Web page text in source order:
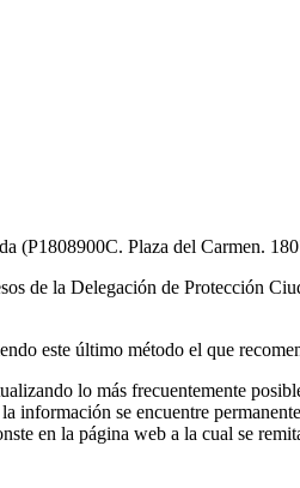
(P1808900C. Plaza del Carmen.
de la Delegación de Protección
este último método el que
lo más frecuentemente
información se encuentre
en la página web a la cual se